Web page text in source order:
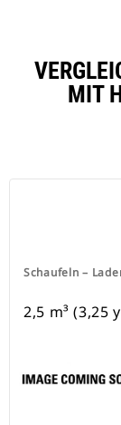
MIT
Schaufeln –
2,5 m³ (3,25